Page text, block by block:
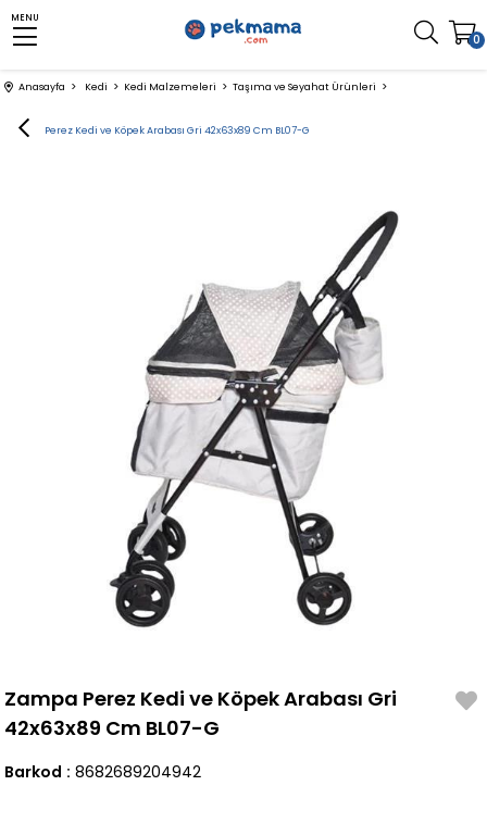
MENU
0
Anasayfa Kedi Kedi Malzemeleri Taşıma ve Seyahat Ürünleri
Zampa Perez Kedi ve Köpek Arabası Gri 42x63x89 Cm BL07-G
Zampa Perez Kedi ve Köpek Arabası Gri
42x63x89 Cm BL07-G
Barkod : 8682689204942